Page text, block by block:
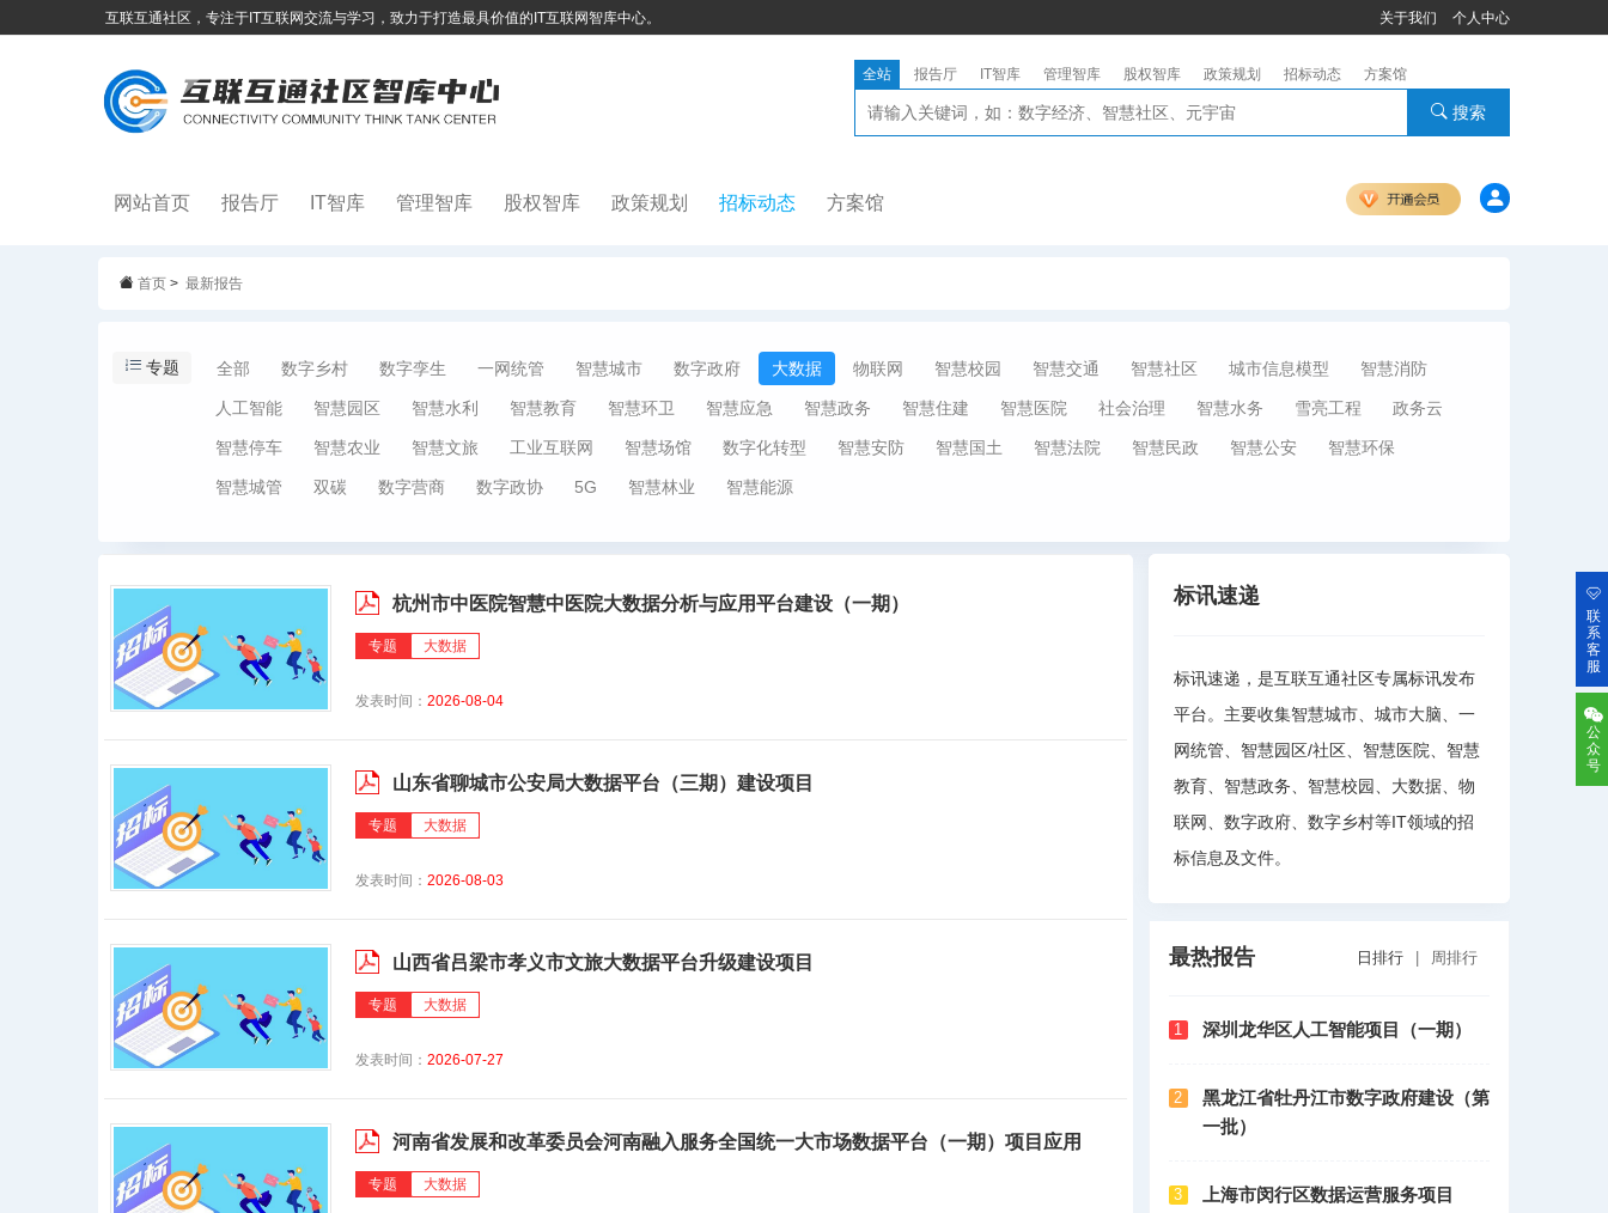
互联互通社区，专注于IT互联网交流与学习，致力于打造最具价值的IT互联网智库中心。 关于我们 个人中心
全站 报告厅 IT智库 管理智库 股权智库 政策规划 招标动态 方案馆
搜索
网站首页 报告厅 IT智库 管理智库 股权智库 政策规划 招标动态 方案馆
首页 > 最新报告
专题 全部 数字乡村 数字孪生 一网统管 智慧城市 数字政府 大数据 物联网 智慧校园 智慧交通 智慧社区 城市信息模型 智慧消防
人工智能 智慧园区 智慧水利 智慧教育 智慧环卫 智慧应急 智慧政务 智慧住建 智慧医院 社会治理 智慧水务 雪亮工程 政务云
智慧停车 智慧农业 智慧文旅 工业互联网 智慧场馆 数字化转型 智慧安防 智慧国土 智慧法院 智慧民政 智慧公安 智慧环保
智慧城管 双碳 数字营商 数字政协 5G 智慧林业 智慧能源
杭州市中医院智慧中医院大数据分析与应用平台建设（一期）
专题 大数据
发表时间： 2026-08-04
山东省聊城市公安局大数据平台（三期）建设项目
专题 大数据
发表时间： 2026-08-03
山西省吕梁市孝义市文旅大数据平台升级建设项目
专题 大数据
发表时间： 2026-07-27
河南省发展和改革委员会河南融入服务全国统一大市场数据平台（一期）项目应用
系统及应用支撑平台项目
专题 大数据
标讯速递
标讯速递，是互联互通社区专属标讯发布
平台。主要收集智慧城市、城市大脑、一
网统管、智慧园区/社区、智慧医院、智慧
教育、智慧政务、智慧校园、大数据、物
联网、数字政府、数字乡村等IT领域的招
标信息及文件。
最热报告 日排行 周排行
1 深圳龙华区人工智能项目（一期）
2
黑龙江省牡丹江市数字政府建设（第
一批）
3 上海市闵行区数据运营服务项目
联
系
客
服
公
众
号